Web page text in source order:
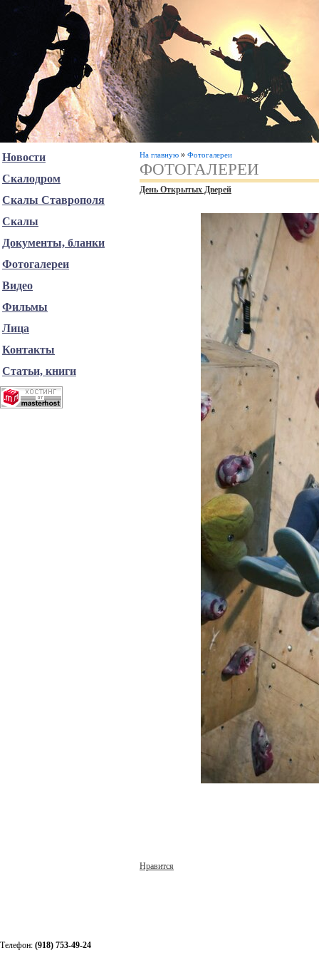
На главную » Фотогалереи
ФОТОГАЛЕРЕИ
День Открытых Дверей
Нравится
Новости
Скалодром
Скалы Ставрополя
Скалы
Документы, бланки
Фотогалереи
Видео
Фильмы
Лица
Контакты
Статьи, книги
Телефон: (918) 753-49-24